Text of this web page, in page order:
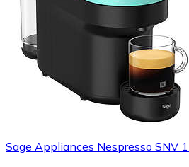
Sage Appliances Nespresso SNV